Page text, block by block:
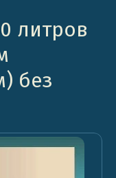
литров
без